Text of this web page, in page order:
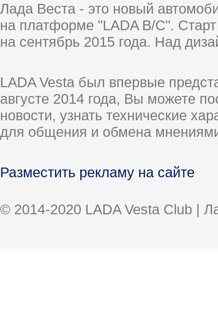
Лада Веста - это новый
на платформе "LADA B/C".
на сентябрь 2015 года. Над
LADA Vesta был впервые
августе 2014 года, Вы можете
новости, узнать технические
для общения и обмена
Разместить рекламу на сайте
© 2014-2020 LADA Vesta Club |